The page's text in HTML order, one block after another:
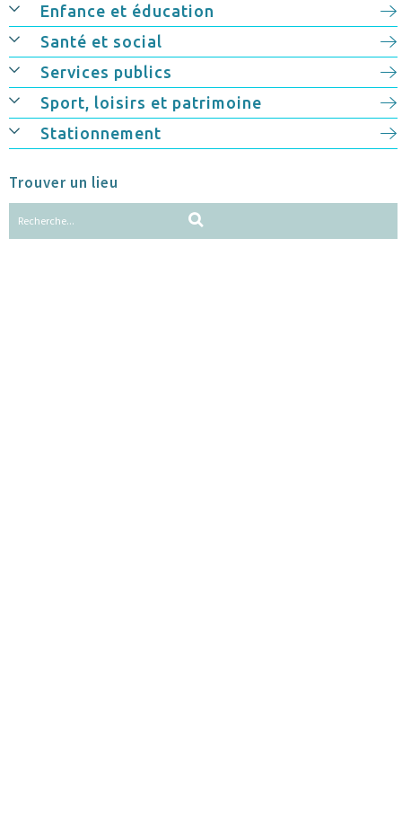
Enfance et éducation
Santé et social
Services publics
Sport, loisirs et patrimoine
Stationnement
Trouver un lieu